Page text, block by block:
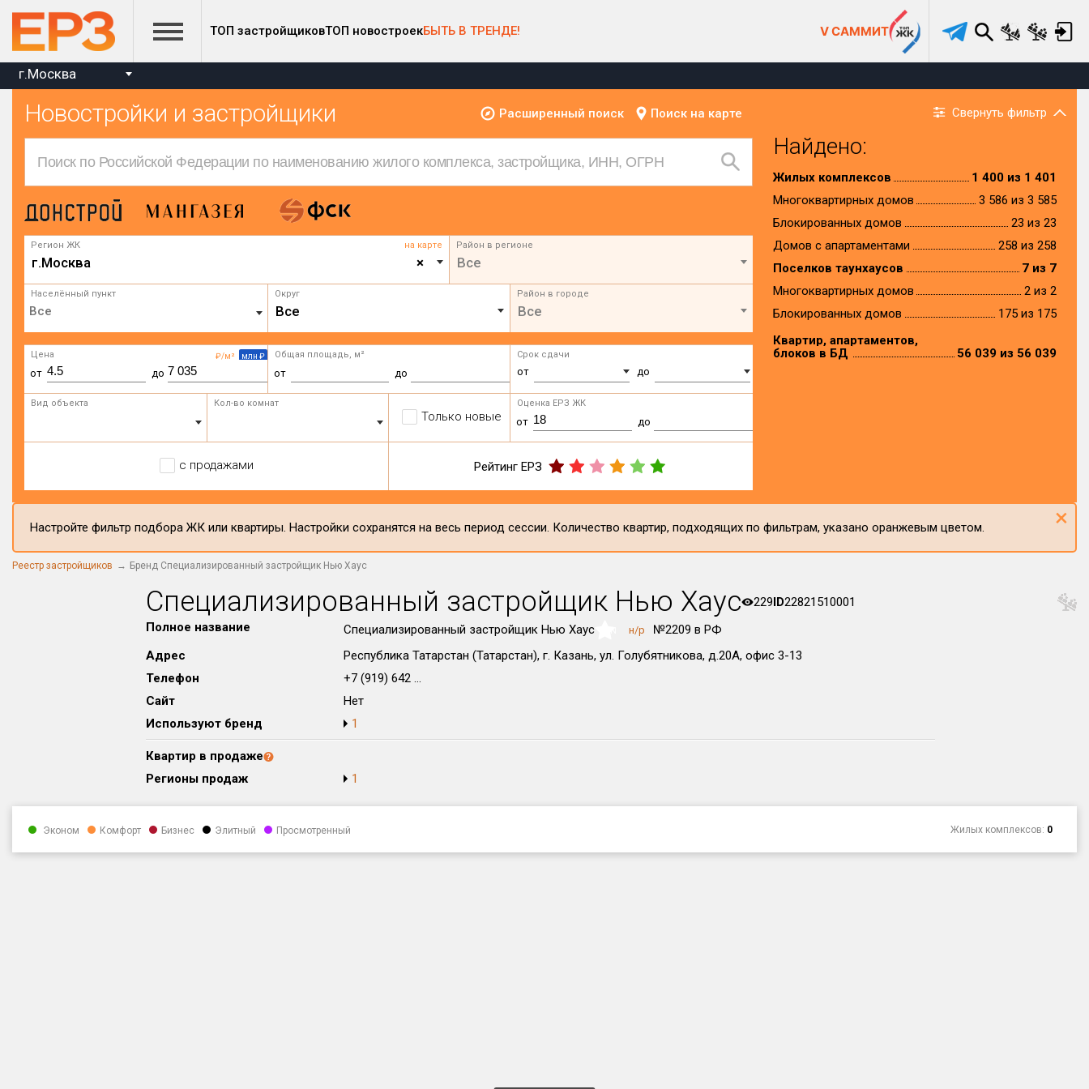
ТОП застройщиковТОП новостроекБЫТЬ В ТРЕНДЕ! V САММИТ
г.Москва
Новостройки и застройщики Расширенный поиск Поиск на карте Свернуть фильтр
Регион ЖК на карте
×
г.Москва
Район в регионе
Все
Населённый пункт Округ
Все
Район в городе
Все
₽/м² млн ₽
Цена
от до
Общая площадь, м²
от до
Срок сдачи
от до
Вид объекта Кол-во комнат
Только новые
Оценка ЕРЗ ЖК
от до
с продажами Рейтинг ЕРЗ
Найдено:
Жилых комплексов
1 400 из 1 401
Многоквартирных домов
3 586 из 3 585
Блокированных домов
23 из 23
Домов с апартаментами
258 из 258
Поселков таунхаусов
7 из 7
Многоквартирных домов
2 из 2
Блокированных домов
175 из 175
Квартир, апартаментов,
блоков в БД
56 039 из 56 039
Настройте фильтр подбора ЖК или квартиры. Настройки сохранятся на весь период сессии. Количество квартир, подходящих по фильтрам, указано оранжевым цветом. ×
Реестр застройщиков Бренд Специализированный застройщик Нью Хаус
Специализированный застройщик Нью Хаус 229ID22821510001
Полное название
Специализированный застройщик Нью Хаус н/р
№2209 в РФ
Адрес
Республика Татарстан (Татарстан), г. Казань, ул. Голубятникова, д.20А, офис 3-13
Телефон
+7 (919) 642 ...
Сайт
Нет
Используют бренд
1
Квартир в продаже
Регионы продаж
1
Эконом Комфорт Бизнес Элитный Просмотренный Жилых комплексов: 0